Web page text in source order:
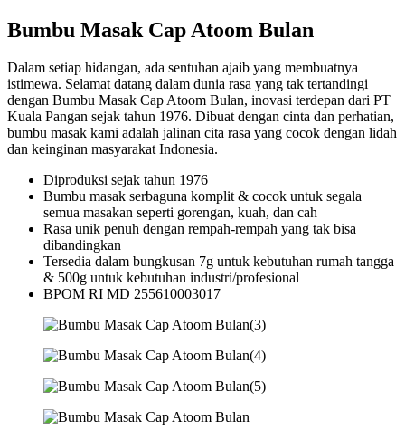
Bumbu Masak Cap Atoom Bulan
Dalam setiap hidangan, ada sentuhan ajaib yang membuatnya
istimewa. Selamat datang dalam dunia rasa yang tak tertandingi
dengan Bumbu Masak Cap Atoom Bulan, inovasi terdepan dari PT
Kuala Pangan sejak tahun 1976. Dibuat dengan cinta dan perhatian,
bumbu masak kami adalah jalinan cita rasa yang cocok dengan lidah
dan keinginan masyarakat Indonesia.
Diproduksi sejak tahun 1976
Bumbu masak serbaguna komplit & cocok untuk segala
semua masakan seperti gorengan, kuah, dan cah
Rasa unik penuh dengan rempah-rempah yang tak bisa
dibandingkan
Tersedia dalam bungkusan 7g untuk kebutuhan rumah tangga
& 500g untuk kebutuhan industri/profesional
BPOM RI MD 255610003017